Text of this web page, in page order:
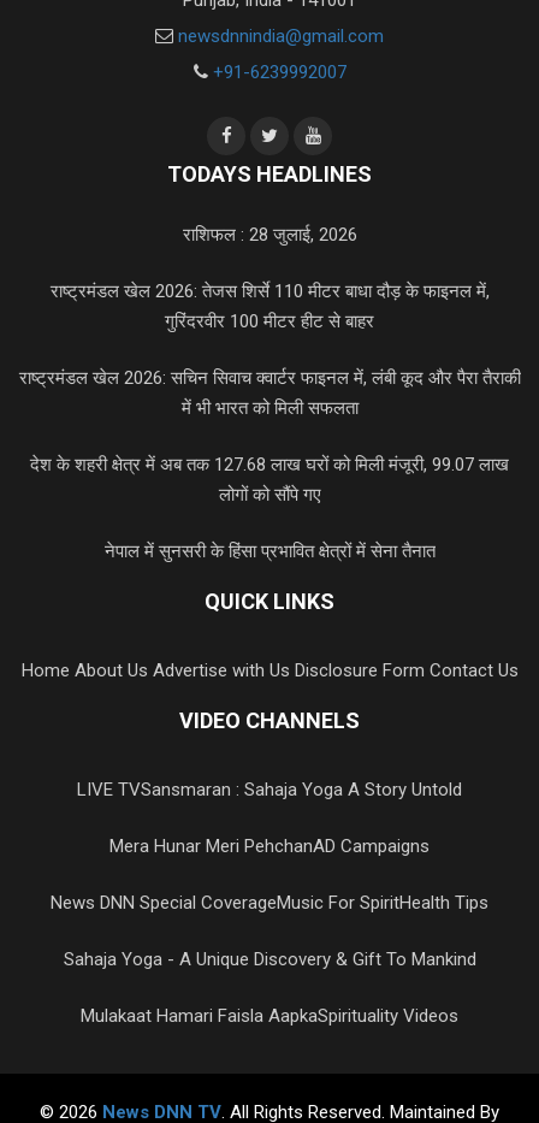
newsdnnindia@gmail.com
+91-6239992007
TODAYS HEADLINES
राशिफल : 28 जुलाई, 2026
राष्ट्रमंडल खेल 2026: तेजस शिर्से 110 मीटर बाधा दौड़ के फाइनल में,
गुरिंदरवीर 100 मीटर हीट से बाहर
राष्ट्रमंडल खेल 2026: सचिन सिवाच क्वार्टर फाइनल में, लंबी कूद और पैरा तैराकी
में भी भारत को मिली सफलता
देश के शहरी क्षेत्र में अब तक 127.68 लाख घरों को मिली मंजूरी, 99.07 लाख
लोगों को सौंपे गए
नेपाल में सुनसरी के हिंसा प्रभावित क्षेत्रों में सेना तैनात
QUICK LINKS
Home About Us Advertise with Us Disclosure Form Contact Us
VIDEO CHANNELS
LIVE TVSansmaran : Sahaja Yoga A Story Untold
Mera Hunar Meri PehchanAD Campaigns
News DNN Special CoverageMusic For SpiritHealth Tips
Sahaja Yoga - A Unique Discovery & Gift To Mankind
Mulakaat Hamari Faisla AapkaSpirituality Videos
© 2026 News DNN TV. All Rights Reserved. Maintained By